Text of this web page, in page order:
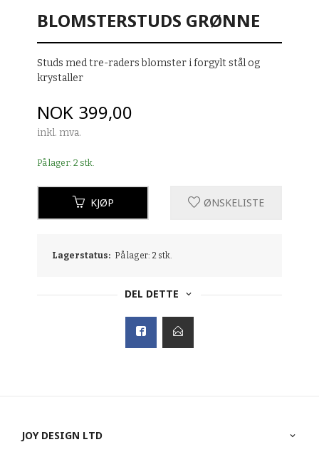
BLOMSTERSTUDS GRØNNE
Studs med tre-raders blomster i forgylt stål og
krystaller
Pris
NOK 399,00
inkl. mva.
På lager: 2 stk.
KJØP ØNSKELISTE
Lagerstatus: På lager: 2 stk.
DEL DETTE
JOY DESIGN LTD